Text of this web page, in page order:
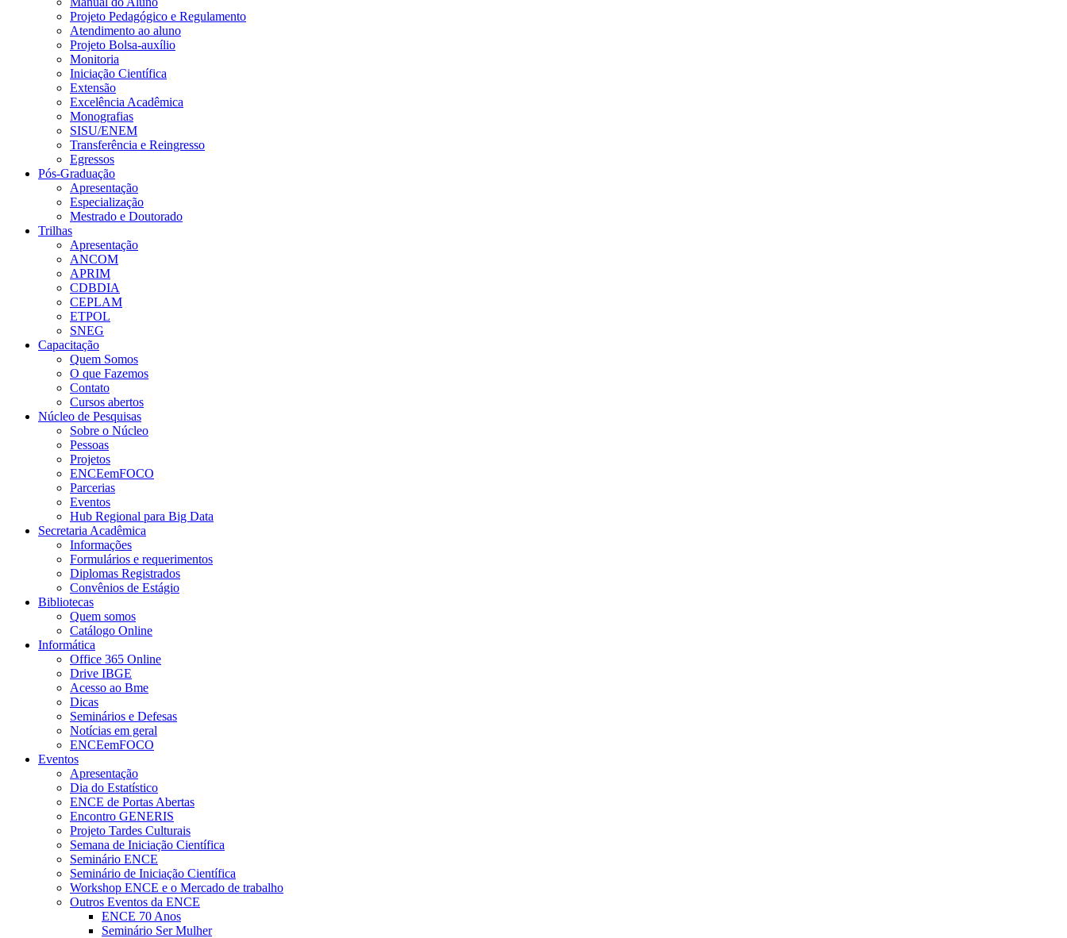
Projeto Pedagógico e Regulamento
Atendimento ao aluno
Projeto Bolsa-auxílio
Monitoria
Iniciação Científica
Extensão
Excelência Acadêmica
Monografias
SISU/ENEM
Transferência e Reingresso
Egressos
Pós-Graduação
Apresentação
Especialização
Mestrado e Doutorado
Trilhas
Apresentação
ANCOM
APRIM
CDBDIA
CEPLAM
ETPOL
SNEG
Capacitação
Quem Somos
O que Fazemos
Contato
Cursos abertos
Núcleo de Pesquisas
Sobre o Núcleo
Pessoas
Projetos
ENCEemFOCO
Parcerias
Eventos
Hub Regional para Big Data
Secretaria Acadêmica
Informações
Formulários e requerimentos
Diplomas Registrados
Convênios de Estágio
Bibliotecas
Quem somos
Catálogo Online
Informática
Office 365 Online
Drive IBGE
Acesso ao Bme
Dicas
Seminários e Defesas
Notícias em geral
ENCEemFOCO
Eventos
Apresentação
Dia do Estatístico
ENCE de Portas Abertas
Encontro GENERIS
Projeto Tardes Culturais
Semana de Iniciação Científica
Seminário ENCE
Seminário de Iniciação Científica
Workshop ENCE e o Mercado de trabalho
Outros Eventos da ENCE
ENCE 70 Anos
Seminário Ser Mulher